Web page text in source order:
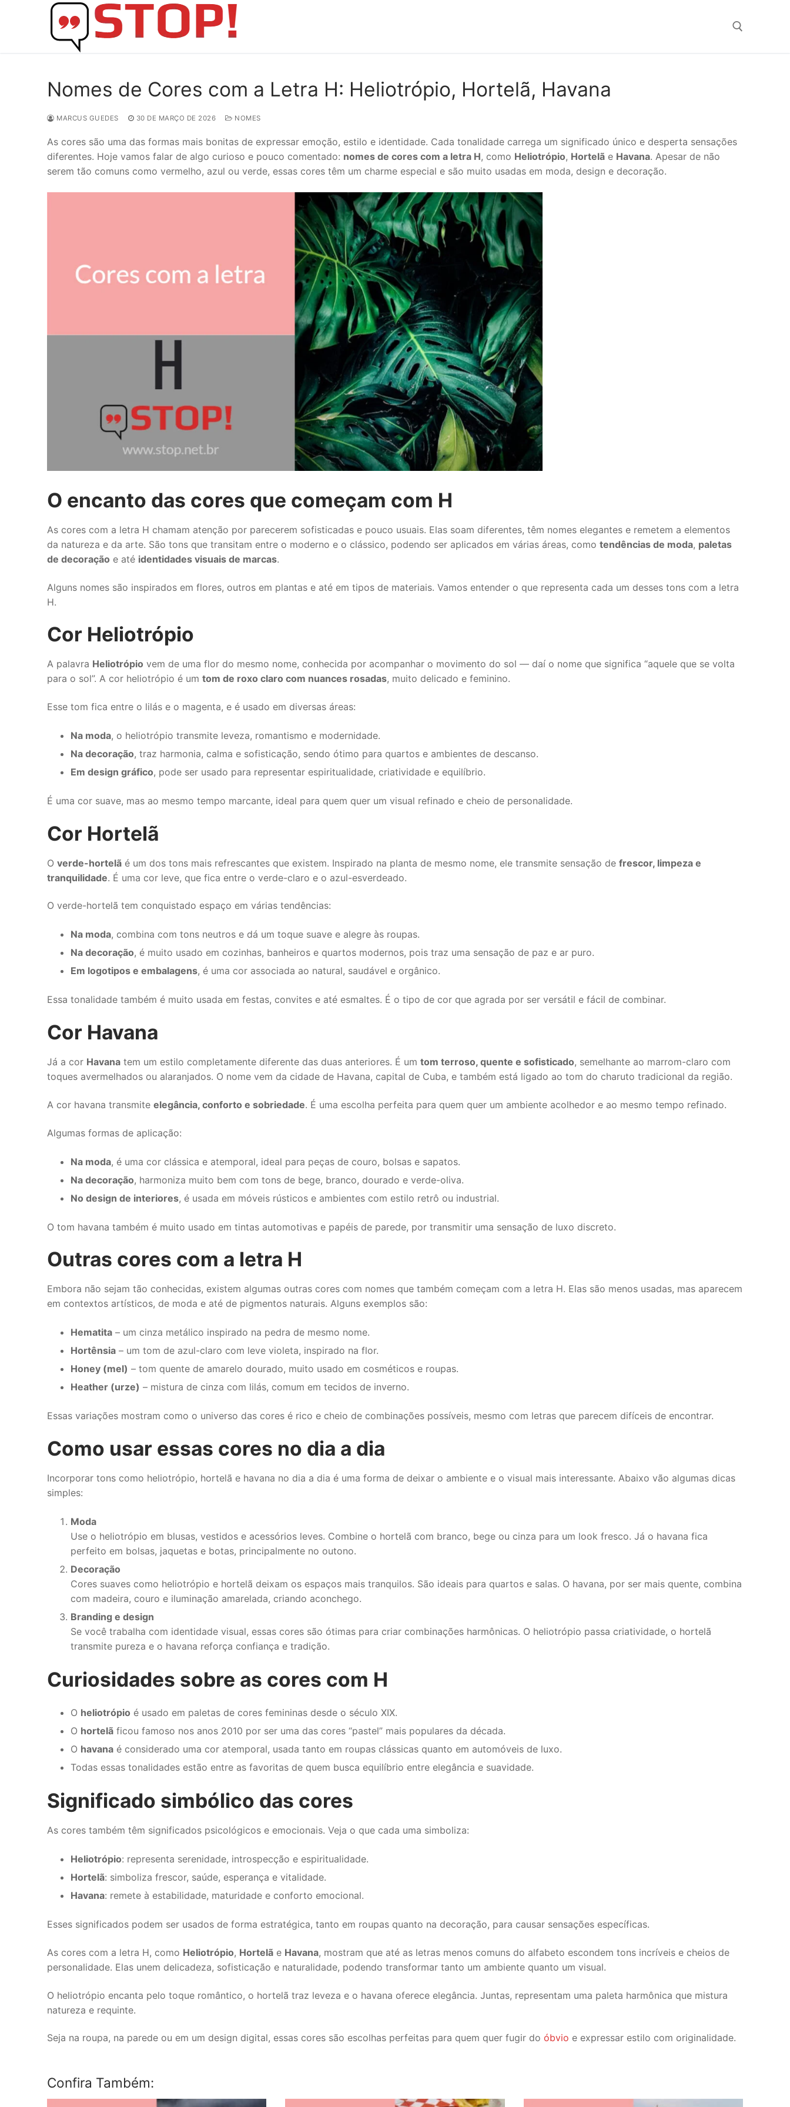
Nomes de Cores com a Letra H: Heliotrópio, Hortelã, Havana
MARCUS GUEDES 30 DE MARÇO DE 2026 NOMES
As cores são uma das formas mais bonitas de expressar emoção, estilo e identidade. Cada tonalidade carrega um significado único e desperta sensações
diferentes. Hoje vamos falar de algo curioso e pouco comentado: nomes de cores com a letra H, como Heliotrópio, Hortelã e Havana. Apesar de não
serem tão comuns como vermelho, azul ou verde, essas cores têm um charme especial e são muito usadas em moda, design e decoração.
O encanto das cores que começam com H
As cores com a letra H chamam atenção por parecerem sofisticadas e pouco usuais. Elas soam diferentes, têm nomes elegantes e remetem a elementos
da natureza e da arte. São tons que transitam entre o moderno e o clássico, podendo ser aplicados em várias áreas, como tendências de moda, paletas
de decoração e até identidades visuais de marcas.
Alguns nomes são inspirados em flores, outros em plantas e até em tipos de materiais. Vamos entender o que representa cada um desses tons com a letra
H.
Cor Heliotrópio
A palavra Heliotrópio vem de uma flor do mesmo nome, conhecida por acompanhar o movimento do sol — daí o nome que significa “aquele que se volta
para o sol”. A cor heliotrópio é um tom de roxo claro com nuances rosadas, muito delicado e feminino.
Esse tom fica entre o lilás e o magenta, e é usado em diversas áreas:
Na moda, o heliotrópio transmite leveza, romantismo e modernidade.
Na decoração, traz harmonia, calma e sofisticação, sendo ótimo para quartos e ambientes de descanso.
Em design gráfico, pode ser usado para representar espiritualidade, criatividade e equilíbrio.
É uma cor suave, mas ao mesmo tempo marcante, ideal para quem quer um visual refinado e cheio de personalidade.
Cor Hortelã
O verde-hortelã é um dos tons mais refrescantes que existem. Inspirado na planta de mesmo nome, ele transmite sensação de frescor, limpeza e
tranquilidade. É uma cor leve, que fica entre o verde-claro e o azul-esverdeado.
O verde-hortelã tem conquistado espaço em várias tendências:
Na moda, combina com tons neutros e dá um toque suave e alegre às roupas.
Na decoração, é muito usado em cozinhas, banheiros e quartos modernos, pois traz uma sensação de paz e ar puro.
Em logotipos e embalagens, é uma cor associada ao natural, saudável e orgânico.
Essa tonalidade também é muito usada em festas, convites e até esmaltes. É o tipo de cor que agrada por ser versátil e fácil de combinar.
Cor Havana
Já a cor Havana tem um estilo completamente diferente das duas anteriores. É um tom terroso, quente e sofisticado, semelhante ao marrom-claro com
toques avermelhados ou alaranjados. O nome vem da cidade de Havana, capital de Cuba, e também está ligado ao tom do charuto tradicional da região.
A cor havana transmite elegância, conforto e sobriedade. É uma escolha perfeita para quem quer um ambiente acolhedor e ao mesmo tempo refinado.
Algumas formas de aplicação:
Na moda, é uma cor clássica e atemporal, ideal para peças de couro, bolsas e sapatos.
Na decoração, harmoniza muito bem com tons de bege, branco, dourado e verde-oliva.
No design de interiores, é usada em móveis rústicos e ambientes com estilo retrô ou industrial.
O tom havana também é muito usado em tintas automotivas e papéis de parede, por transmitir uma sensação de luxo discreto.
Outras cores com a letra H
Embora não sejam tão conhecidas, existem algumas outras cores com nomes que também começam com a letra H. Elas são menos usadas, mas aparecem
em contextos artísticos, de moda e até de pigmentos naturais. Alguns exemplos são:
Hematita – um cinza metálico inspirado na pedra de mesmo nome.
Hortênsia – um tom de azul-claro com leve violeta, inspirado na flor.
Honey (mel) – tom quente de amarelo dourado, muito usado em cosméticos e roupas.
Heather (urze) – mistura de cinza com lilás, comum em tecidos de inverno.
Essas variações mostram como o universo das cores é rico e cheio de combinações possíveis, mesmo com letras que parecem difíceis de encontrar.
Como usar essas cores no dia a dia
Incorporar tons como heliotrópio, hortelã e havana no dia a dia é uma forma de deixar o ambiente e o visual mais interessante. Abaixo vão algumas dicas
simples:
Moda
Use o heliotrópio em blusas, vestidos e acessórios leves. Combine o hortelã com branco, bege ou cinza para um look fresco. Já o havana fica
perfeito em bolsas, jaquetas e botas, principalmente no outono.
Decoração
Cores suaves como heliotrópio e hortelã deixam os espaços mais tranquilos. São ideais para quartos e salas. O havana, por ser mais quente, combina
com madeira, couro e iluminação amarelada, criando aconchego.
Branding e design
Se você trabalha com identidade visual, essas cores são ótimas para criar combinações harmônicas. O heliotrópio passa criatividade, o hortelã
transmite pureza e o havana reforça confiança e tradição.
Curiosidades sobre as cores com H
O heliotrópio é usado em paletas de cores femininas desde o século XIX.
O hortelã ficou famoso nos anos 2010 por ser uma das cores “pastel” mais populares da década.
O havana é considerado uma cor atemporal, usada tanto em roupas clássicas quanto em automóveis de luxo.
Todas essas tonalidades estão entre as favoritas de quem busca equilíbrio entre elegância e suavidade.
Significado simbólico das cores
As cores também têm significados psicológicos e emocionais. Veja o que cada uma simboliza:
Heliotrópio: representa serenidade, introspecção e espiritualidade.
Hortelã: simboliza frescor, saúde, esperança e vitalidade.
Havana: remete à estabilidade, maturidade e conforto emocional.
Esses significados podem ser usados de forma estratégica, tanto em roupas quanto na decoração, para causar sensações específicas.
As cores com a letra H, como Heliotrópio, Hortelã e Havana, mostram que até as letras menos comuns do alfabeto escondem tons incríveis e cheios de
personalidade. Elas unem delicadeza, sofisticação e naturalidade, podendo transformar tanto um ambiente quanto um visual.
O heliotrópio encanta pelo toque romântico, o hortelã traz leveza e o havana oferece elegância. Juntas, representam uma paleta harmônica que mistura
natureza e requinte.
Seja na roupa, na parede ou em um design digital, essas cores são escolhas perfeitas para quem quer fugir do óbvio e expressar estilo com originalidade.
Confira Também: